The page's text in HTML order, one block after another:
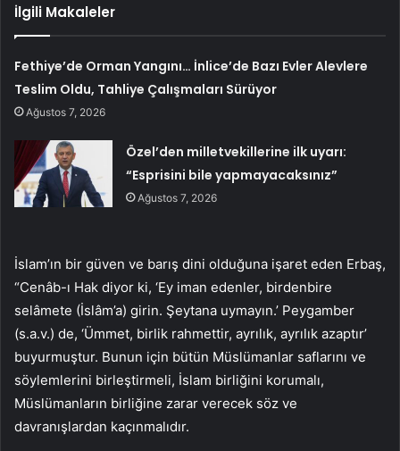
İlgili Makaleler
Fethiye’de Orman Yangını… İnlice’de Bazı Evler Alevlere
Teslim Oldu, Tahliye Çalışmaları Sürüyor
Ağustos 7, 2026
Özel’den milletvekillerine ilk uyarı:
“Esprisini bile yapmayacaksınız”
Ağustos 7, 2026
İslam’ın bir güven ve barış dini olduğuna işaret eden Erbaş,
“Cenâb-ı Hak diyor ki, ‘Ey iman edenler, birdenbire
selâmete (İslâm’a) girin. Şeytana uymayın.’ Peygamber
(s.a.v.) de, ‘Ümmet, birlik rahmettir, ayrılık, ayrılık azaptır’
buyurmuştur. Bunun için bütün Müslümanlar saflarını ve
söylemlerini birleştirmeli, İslam birliğini korumalı,
Müslümanların birliğine zarar verecek söz ve
davranışlardan kaçınmalıdır.